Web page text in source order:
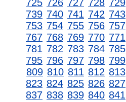
725 726 727 728 729
739 740 741 742 743
753 754 755 756 757
767 768 769 770 771
781 782 783 784 785
795 796 797 798 799
809 810 811 812 813
823 824 825 826 827
837 838 839 840 841